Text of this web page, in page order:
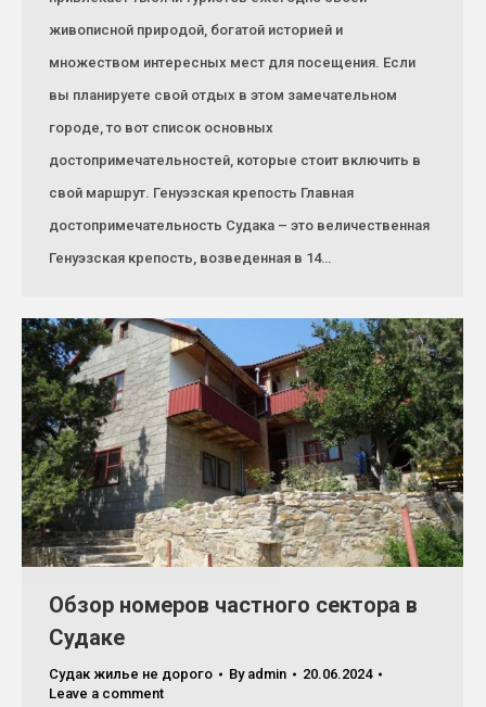
живописной природой, богатой историей и
множеством интересных мест для посещения. Если
вы планируете свой отдых в этом замечательном
городе, то вот список основных
достопримечательностей, которые стоит включить в
свой маршрут. Генуэзская крепость Главная
достопримечательность Судака – это величественная
Генуэзская крепость, возведенная в 14…
Обзор номеров частного сектора в
Судаке
Судак жилье не дорого By admin
20.06.2024
Leave a comment